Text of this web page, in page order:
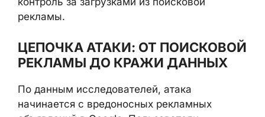
рекламы.
ПОИСКОВОЙ РЕКЛАМЫ ДО
КРАЖИ ДАННЫХ
По данным исследователей, атака
начинается с вредоносных рекламных